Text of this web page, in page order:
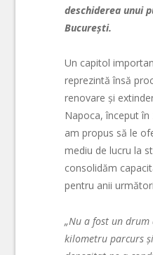
deschiderea unui
București.
Un capitol
reprezintă însă
renovare și
Napoca, început în
am propus să le
mediu de lucru la
consolidăm
pentru anii
„Nu a fost un
kilometru parcurs